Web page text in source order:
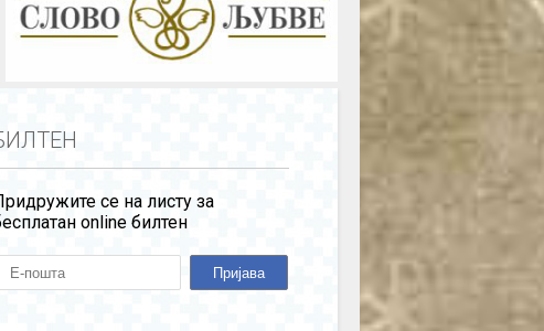
се на листу за
online билтен